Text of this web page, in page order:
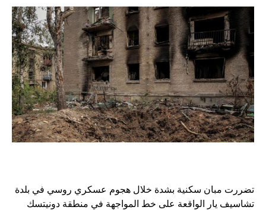
تضررت مبان سكنية بشدة خلال هجوم عسكري روسي في بلدة
تشاسيف يار الواقعة على خط المواجهة في منطقة دونيتسك